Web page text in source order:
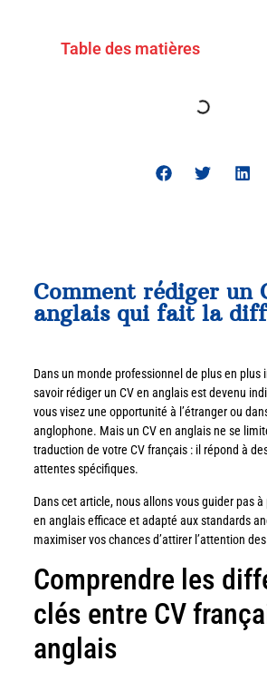
Table des matières
Comment rédiger un
anglais qui fait la
Dans un monde professionnel de plus en plus
savoir rédiger un CV en anglais est devenu
vous visez une opportunité à l’étranger ou
anglophone. Mais un CV en anglais ne se
traduction de votre CV français : il répond à
attentes spécifiques.
Dans cet article, nous allons vous guider pas à
en anglais efficace et adapté aux standards
maximiser vos chances d’attirer l’attention
Comprendre les
clés entre CV
anglais